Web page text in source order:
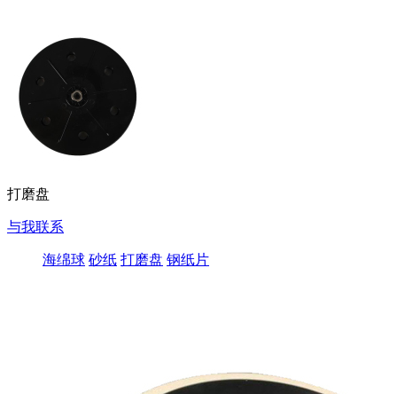
打磨盘
与我联系
海绵球 砂纸 打磨盘 钢纸片